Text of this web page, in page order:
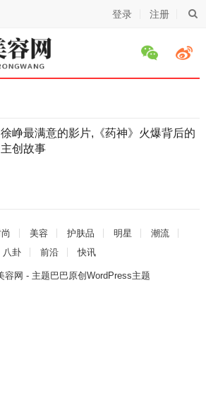
登录 注册
徐峥最满意的影片,《药神》火爆背后的
主创故事
美容 护肤品 明星
潮流
八卦
前沿 快讯
容网 - 主题巴巴原创WordPress主题